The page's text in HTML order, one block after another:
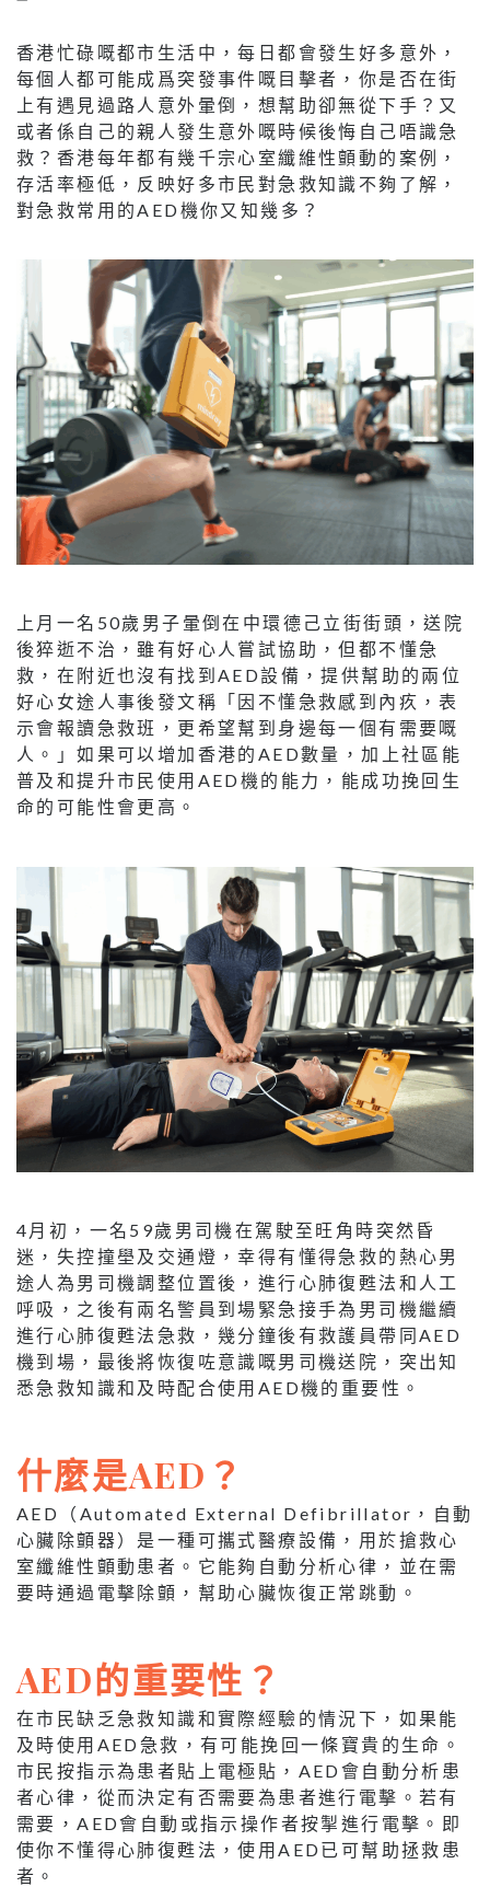
香港忙碌嘅都市生活中，每日都會發生好多意外，
每個人都可能成爲突發事件嘅目擊者，你是否在街
上有遇見過路人意外暈倒，想幫助卻無從下手？又
或者係自己的親人發生意外嘅時候後悔自己唔識急
救？香港每年都有幾千宗心室纖維性顫動的案例，
存活率極低，反映好多市民對急救知識不夠了解，
對急救常用的AED機你又知幾多？
上月一名50歲男子暈倒在中環德己立街街頭，送院
後猝逝不治，雖有好心人嘗試協助，但都不懂急
救，在附近也沒有找到AED設備，提供幫助的兩位
好心女途人事後發文稱「因不懂急救感到內疚，表
示會報讀急救班，更希望幫到身邊每一個有需要嘅
人。」如果可以增加香港的AED數量，加上社區能
普及和提升市民使用AED機的能力，能成功挽回生
命的可能性會更高。
4月初，一名59歲男司機在駕駛至旺角時突然昏
迷，失控撞壆及交通燈，幸得有懂得急救的熱心男
途人為男司機調整位置後，進行心肺復甦法和人工
呼吸，之後有兩名警員到場緊急接手為男司機繼續
進行心肺復甦法急救，幾分鐘後有救護員帶同AED
機到場，最後將恢復咗意識嘅男司機送院，突出知
悉急救知識和及時配合使用AED機的重要性。
什麼是AED？
AED（Automated External Defibrillator，自動
心臟除顫器）是一種可攜式醫療設備，用於搶救心
室纖維性顫動患者。它能夠自動分析心律，並在需
要時通過電擊除顫，幫助心臟恢復正常跳動。
AED的重要性？
在市民缺乏急救知識和實際經驗的情況下，如果能
及時使用AED急救，有可能挽回一條寶貴的生命。
市民按指示為患者貼上電極貼，AED會自動分析患
者心律，從而決定有否需要為患者進行電擊。若有
需要，AED會自動或指示操作者按掣進行電擊。即
使你不懂得心肺復甦法，使用AED已可幫助拯救患
者。